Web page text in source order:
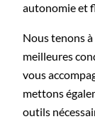
autonomie et
Nous tenons
meilleures
vous
mettons
outils